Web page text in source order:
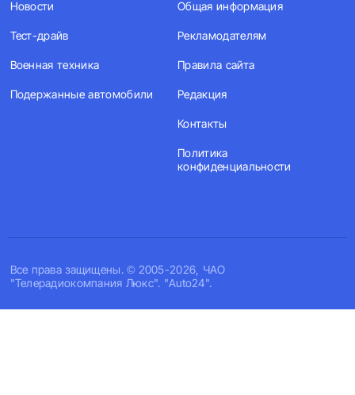
Все права защищены. © 2005-2026, ЧАО
"Телерадиокомпания Люкс". "Auto24".
Новости
Тест-драйв
Военная техника
Подержанные автомобили
Общая информация
Рекламодателям
Правила сайта
Редакция
Контакты
Политика
конфиденциальности